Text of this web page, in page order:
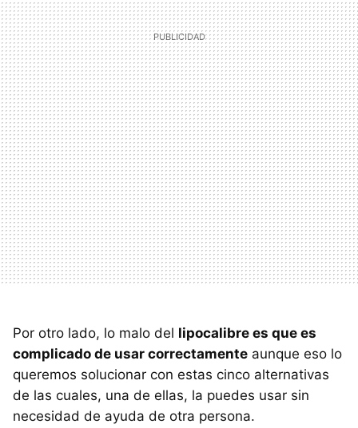
Por otro lado, lo malo del lipocalibre es que es
complicado de usar correctamente aunque eso lo
queremos solucionar con estas cinco alternativas
de las cuales, una de ellas, la puedes usar sin
necesidad de ayuda de otra persona.